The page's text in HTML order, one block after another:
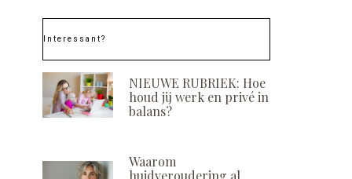
Interessant?
NIEUWE RUBRIEK: Hoe
houd jij werk en privé in
balans?
Waarom
huidveroudering al